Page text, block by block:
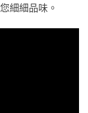
細細品味。